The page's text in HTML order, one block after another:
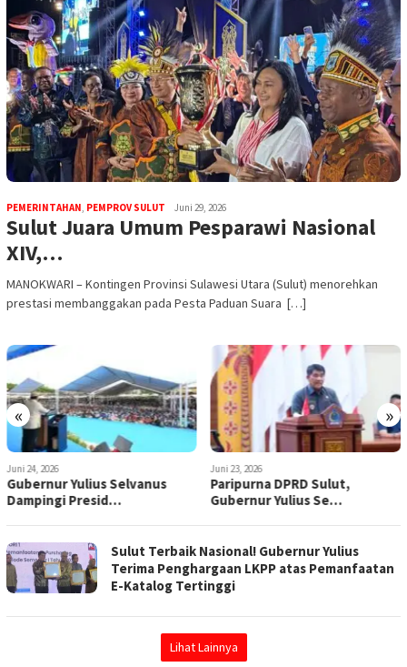
PEMERINTAHAN, PEMPROV SULUT Juni 29, 2026
Sulut Juara Umum Pesparawi Nasional
XIV,…
MANOKWARI – Kontingen Provinsi Sulawesi Utara (Sulut) menorehkan
prestasi membanggakan pada Pesta Paduan Suara […]
« »
Juni 24, 2026
Gubernur Yulius Selvanus
Dampingi Presid…
Juni 23, 2026
Paripurna DPRD Sulut,
Gubernur Yulius Se…
Sulut Terbaik Nasional! Gubernur Yulius
Terima Penghargaan LKPP atas Pemanfaatan
E-Katalog Tertinggi
Lihat Lainnya